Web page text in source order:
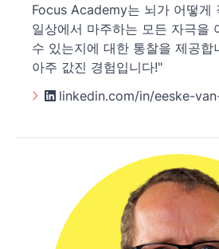
Focus Academy는 뇌가 어떻게
일상에서 마주하는 모든 자극을
수 있는지에 대한 통찰을 제공합
아주 값진 경험입니다!"
linkedin.com/in/eeske-